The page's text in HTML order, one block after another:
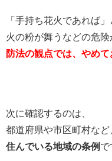
「手持ち花火であれば
火の粉が舞うなどの危険
防法の観点では、やめ
次に確認するのは、
都道府県や市区町村など
住んでいる地域の条例 で